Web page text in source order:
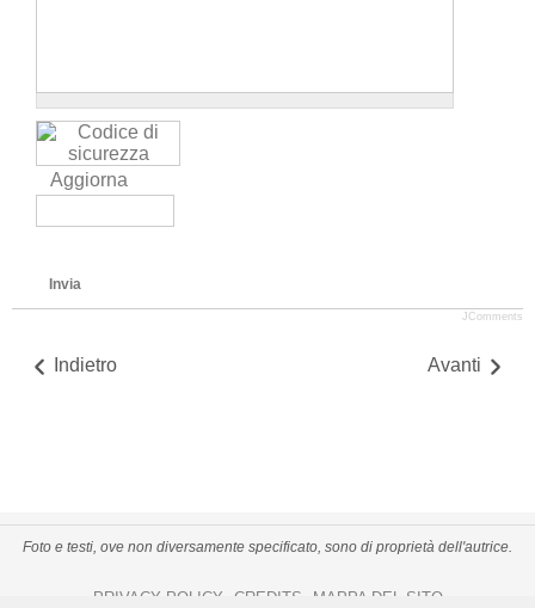
Aggiorna
Invia
JComments
Indietro Avanti
Foto e testi, ove non diversamente specificato, sono di proprietà dell'autrice.
PRIVACY POLICY CREDITS
MAPPA DEL SITO